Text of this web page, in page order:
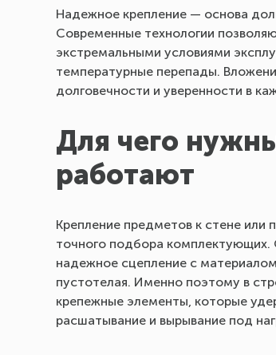
Надежное крепление — основа
Современные технологии
экстремальными условиями
температурные перепады.
долговечности и уверенности в
Для чего
работают
Крепление предметов к стене или
точного подбора комплектующих.
надежное сцепление с
пустотелая. Именно поэтому в
крепежные элементы, которые
расшатывание и вырывание под